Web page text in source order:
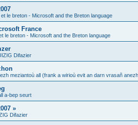
le breton - Microsoft and the Breton language
France
le breton - Microsoft and the Breton language
Difazier
meziantoù all (frank a wirioù evit an darn vrasañ
a-bep seurt
»
Difazier